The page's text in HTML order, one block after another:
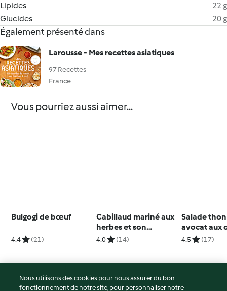
Lipides
22 g
Glucides
20 g
Également présenté dans
Larousse - Mes recettes asiatiques
97 Recettes
France
Vous pourriez aussi aimer...
Bulgogi de bœuf
4.4 (21)
Cabillaud mariné aux
herbes et son
bouillon
4.0 (14)
Salade
avocat aux
fermentés
4.5 (17)
Nous utilisons des cookies pour nous assurer du bon
fonctionnement de notre site, pour personnaliser notre